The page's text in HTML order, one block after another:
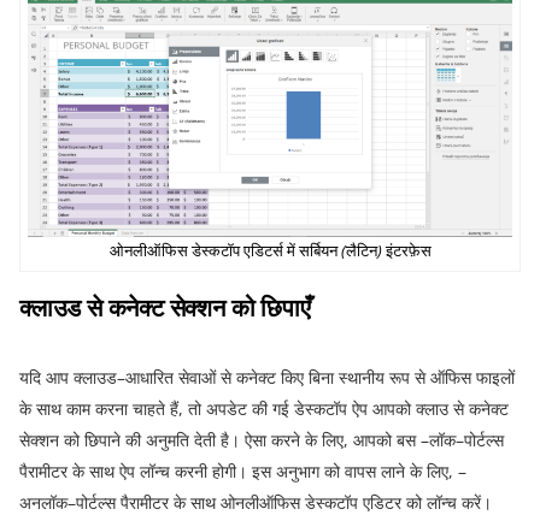
ओनलीऑफिसडेस्कटॉपएडिटर्समेंसर्बियन(लैटिन)इंटरफ़ेस
क्लाउडसेकनेक्टसेक्शनकोछिपाएँ
यदि आप क्लाउड–आधारित सेवाओं से कनेक्ट किए बिना स्थानीय रूप से ऑफिस फाइलों
के साथ काम करना चाहते हैं, तो अपडेट की गई डेस्कटॉप ऐप आपको क्लाउ से कनेक्ट
सेक्शन को छिपाने की अनुमति देती है। ऐसा करने के लिए, आपको बस–लॉक–पोर्टल्स
पैरामीटर के साथ ऐप लॉन्च करनी होगी। इस अनुभाग को वापस लाने के लिए, –
अनलॉक–पोर्टल्स पैरामीटर के साथ ओनलीऑफिस डेस्कटॉप एडिटर को लॉन्च करें।